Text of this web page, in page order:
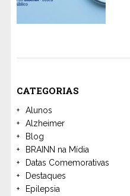
CATEGORIAS
Alunos
Alzheimer
Blog
BRAINN na Mídia
Datas Comemorativas
Destaques
Epilepsia